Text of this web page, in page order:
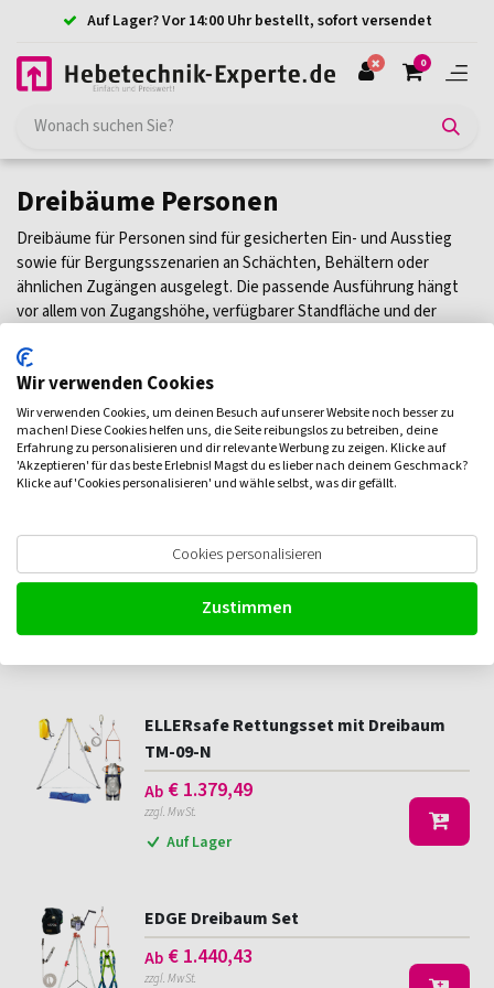
Auf Lager? Vor 14:00 Uhr bestellt, sofort versendet
0
Dreibäume Personen
Dreibäume für Personen sind für gesicherten Ein- und Ausstieg
sowie für Bergungsszenarien an Schächten, Behältern oder
ähnlichen Zugängen ausgelegt. Die passende Ausführung hängt
vor allem von Zugangshöhe, verfügbarer Standfläche und der
ist außerdem, ob der Dreibaum als reiner Anschlagpunkt genutzt
wird oder in ein Rettungskonzept mit Personenbewegung
eingebunden ist. Unten finden Sie passende Dreibäume für
Personen für unterschiedliche Einsatzsituationen.
Filtern
ELLERsafe Dreibaum TM-09-N
549,10
ELLERsafe Rettungsset mit Dreibaum
TM-09-N
Ab € 1.379,49
zzgl. MwSt.
Auf Lager
EDGE Dreibaum Set
Ab € 1.440,43
zzgl. MwSt.
Wir verwenden Cookies
Wir verwenden Cookies, um deinen Besuch auf unserer Website noch besser zu
machen! Diese Cookies helfen uns, die Seite reibungslos zu betreiben, deine
Erfahrung zu personalisieren und dir relevante Werbung zu zeigen. Klicke auf
'Akzeptieren' für das beste Erlebnis! Magst du es lieber nach deinem Geschmack?
Klicke auf 'Cookies personalisieren' und wähle selbst, was dir gefällt.
Cookies personalisieren
Zustimmen